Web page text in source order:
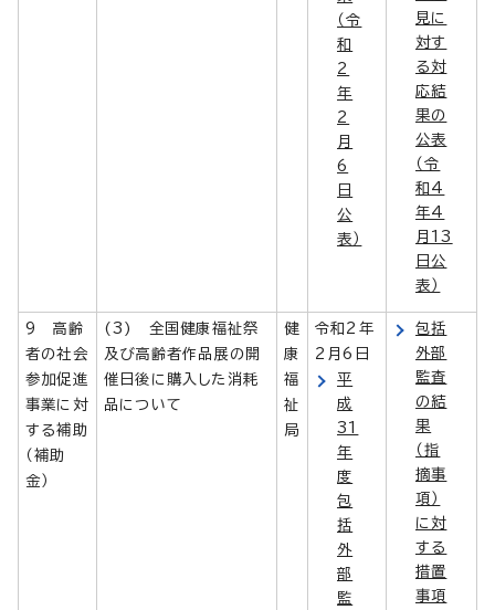
（令
和
2
年
2
月
6
日
公
表）
見に
対す
る対
応結
果の
公表
（令
和4
年4
月13
日公
表）
9 高齢
者の社会
参加促進
事業に対
する補助
（補助
金）
(3) 全国健康福祉祭
及び高齢者作品展の開
催日後に購入した消耗
品について
健
康
福
祉
局
令和2年
2月6日
平
成
31
年
度
包
括
外
部
監
包括
外部
監査
の結
果
（指
摘事
項）
に対
する
措置
事項